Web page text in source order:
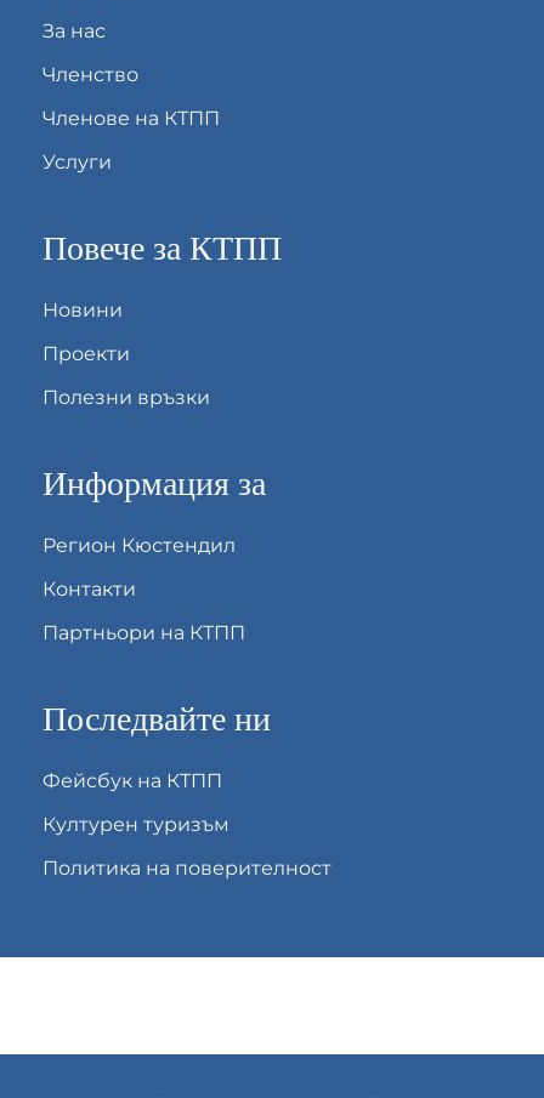
За нас
Членство
Членове на КТПП
Услуги
Повече за КТПП
Новини
Проекти
Полезни връзки
Информация за
Регион Кюстендил
Контакти
Партньори на КТПП
Последвайте ни
Фейсбук на КТПП
Културен туризъм
Политика на поверителност